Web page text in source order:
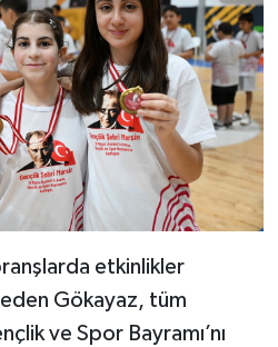
etkinlikler
Gökayaz, tüm
ve Spor Bayramı’nı